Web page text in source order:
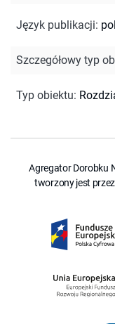
Język publikacji: pol
Szczegółowy typ
Typ obiektu:
Agregator Dorobku
tworzony jest